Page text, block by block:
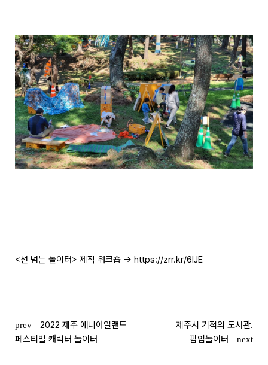
<선 넘는 놀이터> 제작 워크숍 -> https://zrr.kr/6lJE
글
탐색
prev
2022 제주 애니아일랜드
페스티벌 캐릭터 놀이터
제주시 기적의 도서관.
팝업놀이터
next